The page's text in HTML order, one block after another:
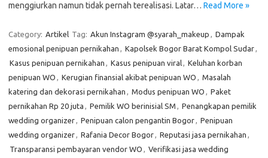
menggiurkan namun tidak pernah terealisasi. Latar… Read More »
Category: Artikel Tag: Akun Instagram @syarah_makeup , Dampak
emosional penipuan pernikahan , Kapolsek Bogor Barat Kompol Sudar,
Kasus penipuan pernikahan , Kasus penipuan viral, Keluhan korban
penipuan WO , Kerugian finansial akibat penipuan WO , Masalah
katering dan dekorasi pernikahan , Modus penipuan WO , Paket
pernikahan Rp 20 juta , Pemilik WO berinisial SM , Penangkapan pemilik
wedding organizer, Penipuan calon pengantin Bogor, Penipuan
wedding organizer, Rafania Decor Bogor, Reputasi jasa pernikahan ,
Transparansi pembayaran vendor WO , Verifikasi jasa wedding